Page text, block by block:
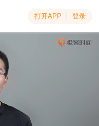
打开APP 登录